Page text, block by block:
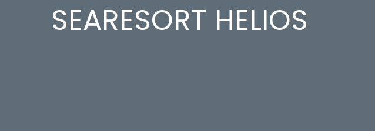
SEARESORT HELIOS